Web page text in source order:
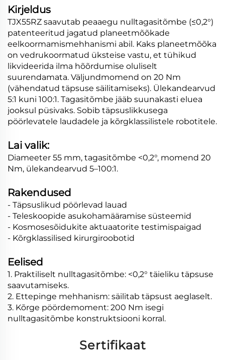
Kirjeldus
TJX55RZ saavutab peaaegu nulltagasitõmbe (≤0,2°)
patenteeritud jagatud planeetmõõkade
eelkoormamismehhanismi abil. Kaks planeetmõõka
on vedrukoormatud üksteise vastu, et tühikud
likvideerida ilma hõõrdumise oluliselt
suurendamata. Väljundmomend on 20 Nm
(vähendatud täpsuse säilitamiseks). Ülekandearvud
5:1 kuni 100:1. Tagasitõmbe jääb suunakasti eluea
jooksul püsivaks. Sobib täpsuslikkusega
pöörlevatele laudadele ja kõrgklassilistele robotitele.
Lai valik:
Diameeter 55 mm, tagasitõmbe <0,2°, momend 20
Nm, ülekandearvud 5–100:1.
Rakendused
- Täpsuslikud pöörlevad lauad
- Teleskoopide asukohamääramise süsteemid
- Kosmosesõidukite aktuaatorite testimispaigad
- Kõrgklassilised kirurgiroobotid
Eelised
1. Praktiliselt nulltagasitõmbe: <0,2° täieliku täpsuse
saavutamiseks.
2. Ettepinge mehhanism: säilitab täpsust aeglaselt.
3. Kõrge pöördemoment: 200 Nm isegi
nulltagasitõmbe konstruktsiooni korral.
Sertifikaat